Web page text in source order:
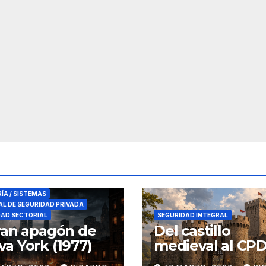
/ SISTEMAS
DE SEGURIDAD PRIVADA
SECTORIAL
apagón de
York (1977)
SEGURIDAD INTEGRAL
Del castillo
medieval al
seguridad por